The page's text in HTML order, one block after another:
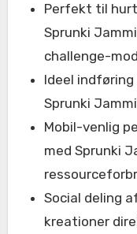
Perfekt til
Sprunki
challenge-
Ideel
Sprunki
Mobil-venlig
med Sprunki
Social deling
kreationer